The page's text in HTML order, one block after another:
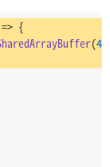
{
(4